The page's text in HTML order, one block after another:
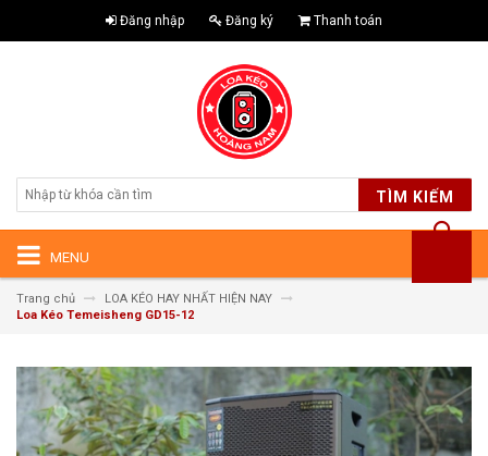
Đăng nhập Đăng ký Thanh toán
TÌM KIẾM
MENU
Trang chủ
LOA KÉO HAY NHẤT HIỆN NAY
Loa Kéo Temeisheng GD15-12